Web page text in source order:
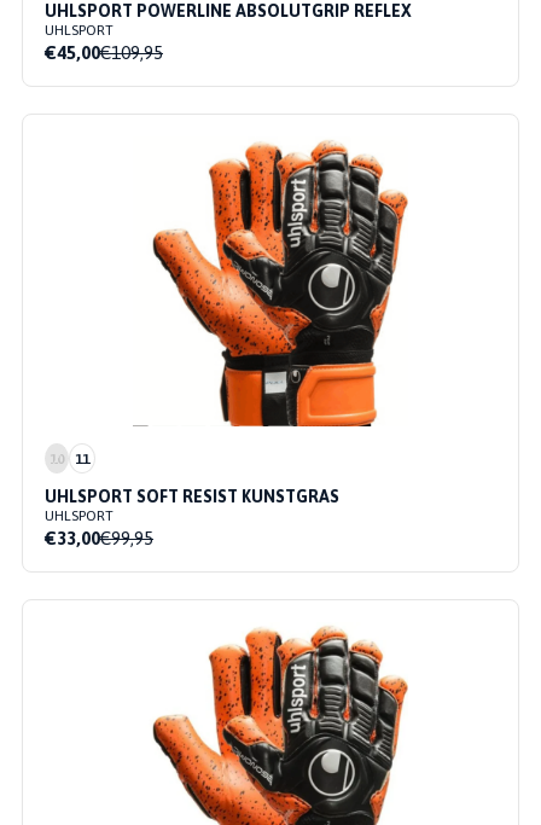
UHLSPORT POWERLINE ABSOLUTGRIP REFLEX
UHLSPORT
€45,00€109,95
10 11
UHLSPORT SOFT RESIST KUNSTGRAS
UHLSPORT
€33,00€99,95